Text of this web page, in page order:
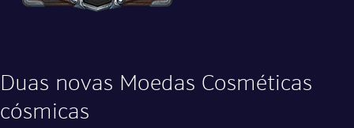
Duas novas Moedas Cosméticas
cósmicas